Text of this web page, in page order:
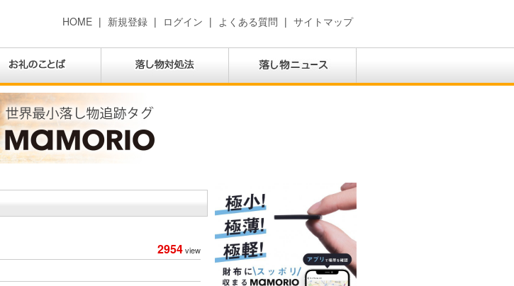
HOME | 新規登録 | ログイン | よくある質問 | サイトマップ
2954view